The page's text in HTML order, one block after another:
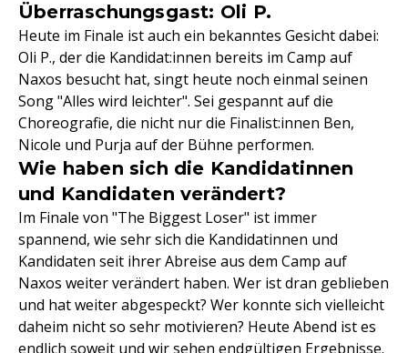
Überraschungsgast: Oli P.
Heute im Finale ist auch ein bekanntes Gesicht dabei:
Oli P., der die Kandidat:innen bereits im Camp auf
Naxos besucht hat, singt heute noch einmal seinen
Song "Alles wird leichter". Sei gespannt auf die
Choreografie, die nicht nur die Finalist:innen Ben,
Nicole und Purja auf der Bühne performen.
Wie haben sich die Kandidatinnen
und Kandidaten verändert?
Im Finale von "The Biggest Loser" ist immer
spannend, wie sehr sich die Kandidatinnen und
Kandidaten seit ihrer Abreise aus dem Camp auf
Naxos weiter verändert haben. Wer ist dran geblieben
und hat weiter abgespeckt? Wer konnte sich vielleicht
daheim nicht so sehr motivieren? Heute Abend ist es
endlich soweit und wir sehen endgültigen Ergebnisse.